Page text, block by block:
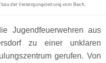
der Versorgungsleitung vom Bach.
Jugendfeuerwehren aus
zu einer unklaren
gerufen. Von